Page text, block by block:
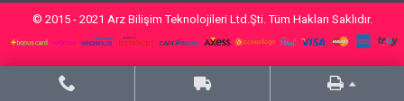
© 2015 - 2021 Arz Bilişim Teknolojileri Ltd.Şti. Tüm Hakları Saklıdır.